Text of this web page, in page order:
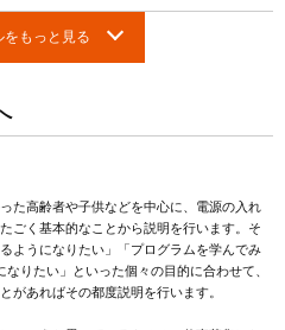
をもっと見る
た高齢者や子供などを中心に、電源の入れ
ごく基本的なことから説明を行います。そ
ようになりたい」「プログラムを学んでみ
りたい」といった個々の目的に合わせて、
があればその都度説明を行います。